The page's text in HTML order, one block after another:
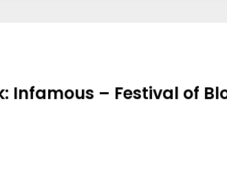
Infamous – Festival of